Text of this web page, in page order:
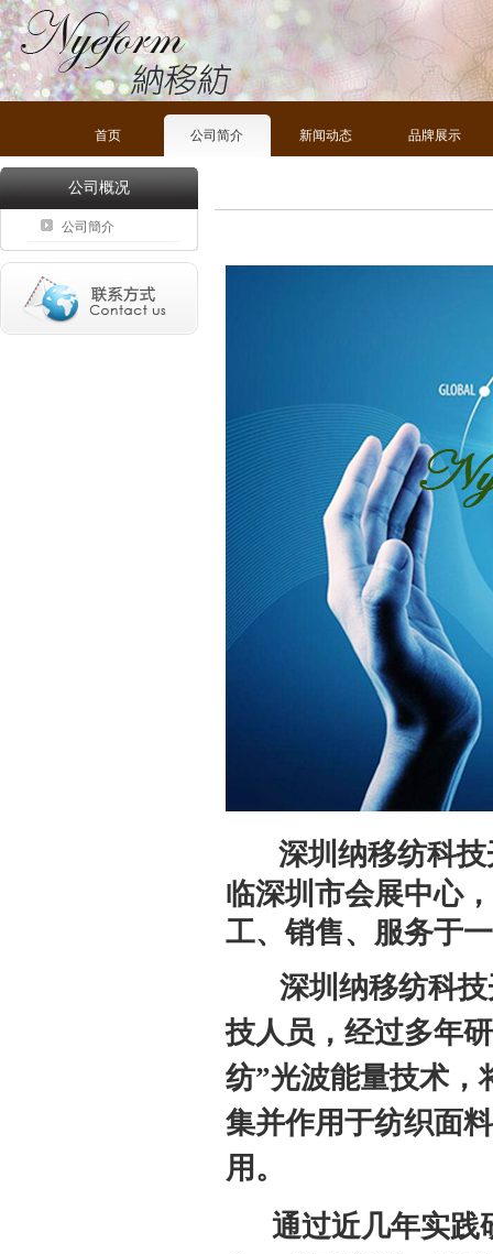
首页 公司简介 新闻动态 品牌展示
公司概况
公司簡介
深圳纳移纺科
临深圳市会展中心
工、销售、服务于
深圳纳移纺科
技人员，经过多年
纺”光波能量技术，
集并作用于纺织面
用。
通过近几年实践